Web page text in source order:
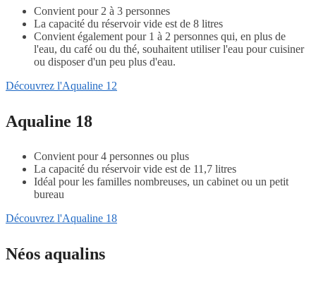
Convient pour 2 à 3 personnes
La capacité du réservoir vide est de 8 litres
Convient également pour 1 à 2 personnes qui, en plus de
l'eau, du café ou du thé, souhaitent utiliser l'eau pour cuisiner
ou disposer d'un peu plus d'eau.
Découvrez l'Aqualine 12
Aqualine 18
Convient pour 4 personnes ou plus
La capacité du réservoir vide est de 11,7 litres
Idéal pour les familles nombreuses, un cabinet ou un petit
bureau
Découvrez l'Aqualine 18
Néos aqualins